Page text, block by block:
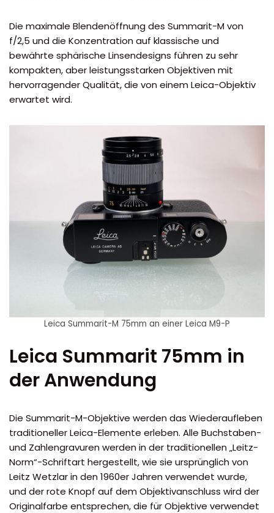
Die maximale Blendenöffnung des Summarit-M von
f/2,5 und die Konzentration auf klassische und
bewährte sphärische Linsendesigns führen zu sehr
kompakten, aber leistungsstarken Objektiven mit
hervorragender Qualität, die von einem Leica-Objektiv
erwartet wird.
Leica Summarit-M 75mm an einer Leica M9-P
Leica Summarit 75mm in
der Anwendung
Die Summarit-M-Objektive werden das Wiederaufleben
traditioneller Leica-Elemente erleben. Alle Buchstaben-
und Zahlengravuren werden in der traditionellen „Leitz-
Norm“-Schriftart hergestellt, wie sie ursprünglich von
Leitz Wetzlar in den 1960er Jahren verwendet wurde,
und der rote Knopf auf dem Objektivanschluss wird der
Originalfarbe entsprechen, die für Objektive verwendet